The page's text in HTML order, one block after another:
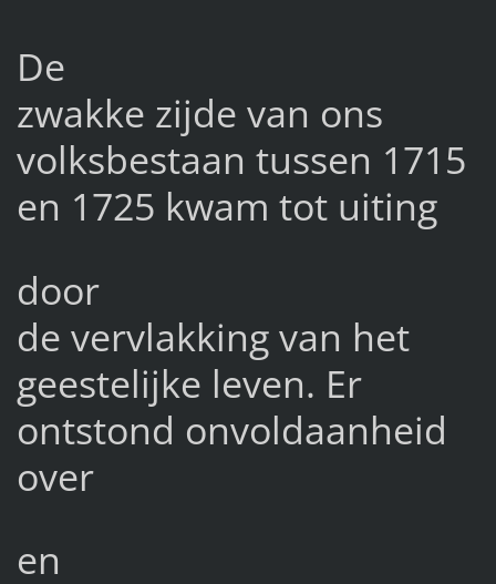
De
zwakke zijde van ons
volksbestaan tussen 1715
en 1725 kwam tot uiting
door
de vervlakking van het
geestelijke leven. Er
ontstond onvoldaanheid
over
en